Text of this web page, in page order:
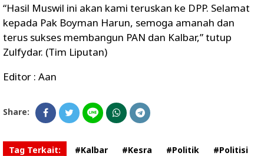
“Hasil Muswil ini akan kami teruskan ke DPP. Selamat
kepada Pak Boyman Harun, semoga amanah dan
terus sukses membangun PAN dan Kalbar,” tutup
Zulfydar. (Tim Liputan)
Editor : Aan
Share:
Tag Terkait: #Kalbar #Kesra #Politik
#Politisi